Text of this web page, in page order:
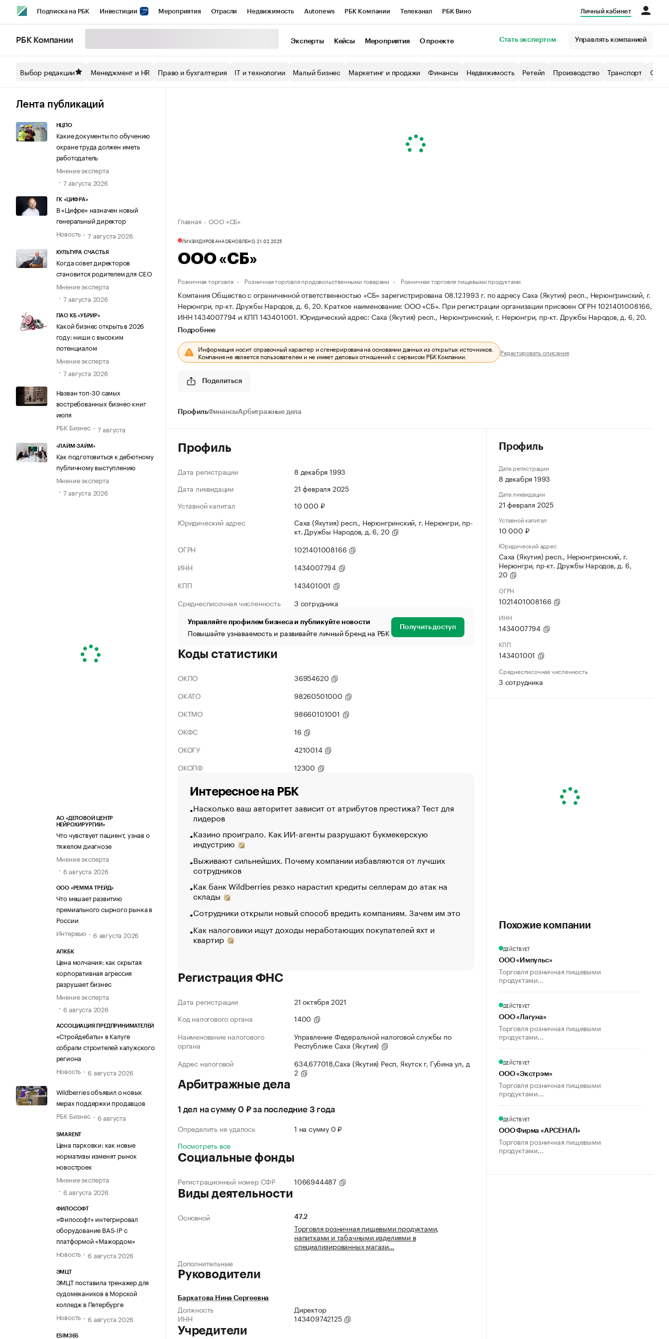
Подписка на РБК Инвестиции Мероприятия Отрасли Недвижимость Autonews РБК Компании Телеканал РБК Вино
Спецпроекты СПб Конференции СПб Спецпроекты Экономика Бизнес
Технологии и медиа
Личный кабинет
РБК Компании Эксперты Кейсы Мероприятия О проекте Стать экспертом Управлять компанией
Выбор редакции Менеджмент и HR Право и бухгалтерия IT и технологии Малый бизнес Маркетинг и продажи Финансы Недвижимость Ретейл Производство Транспорт
Лента публикаций
НЦПО
Какие документы по обучению
охране труда должен иметь
работодатель
Мнение эксперта
7 августа 2026
ГК «ЦИФРА»
В «Цифре» назначен новый
генеральный директор
Новость
7 августа 2026
КУЛЬТУРА СЧАСТЬЯ
Когда совет директоров
становится родителем для CEO
Мнение эксперта
7 августа 2026
ПАО КБ «УБРИР»
Какой бизнес открыть в 2026
году: ниши с высоким
потенциалом
Мнение эксперта
7 августа 2026
Назван топ-30 самых
востребованных бизнес-книг
июля
РБК Бизнес
7 августа
«ЛАЙМ-ЗАЙМ»
Как подготовиться к дебютному
публичному выступлению
Мнение эксперта
7 августа 2026
АО «ДЕЛОВОЙ ЦЕНТР
НЕЙРОХИРУРГИИ»
Что чувствует пациент, узнав о
тяжелом диагнозе
Мнение эксперта
6 августа 2026
ООО «РЕММА ТРЕЙД»
Что мешает развитию
премиального сырного рынка в
России
Интервью
6 августа 2026
АПКБК
Цена молчания: как скрытая
корпоративная агрессия
разрушает бизнес
Мнение эксперта
6 августа 2026
АССОЦИАЦИЯ ПРЕДПРИНИМАТЕЛЕЙ
«Стройдебаты» в Калуге
собрали строителей калужского
региона
Новость
6 августа 2026
Wildberries объявил о новых
мерах поддержки продавцов
РБК Бизнес
6 августа
SMARENT
Цена парковки: как новые
нормативы изменят рынок
новостроек
Мнение эксперта
6 августа 2026
ФИЛОСОФТ
«Философт» интегрировал
оборудование BAS-IP с
платформой «Мажордом»
Новость
6 августа 2026
ЭМЦТ
ЭМЦТ поставила тренажер для
судомехаников в Морской
колледж в Петербурге
Новость
6 августа 2026
ESIM365
Главная ООО «СБ»
ЛИКВИДИРОВАНАОБНОВЛЕНО, 21.02.2025
ООО «СБ»
Розничная торговля Розничная торговля продовольственными товарами Розничная торговля пищевыми продуктами
Компания Общество с ограниченной ответственностью «СБ» зарегистрирована 08.12.1993 г. по адресу Саха (Якутия) респ., Нерюнгринский, г.
Нерюнгри, пр-кт. Дружбы Народов, д. 6, 20. Краткое наименование: ООО «СБ». При регистрации организации присвоен ОГРН 1021401008166,
ИНН 1434007794 и КПП 143401001. Юридический адрес: Саха (Якутия) респ., Нерюнгринский, г. Нерюнгри, пр-кт. Дружбы Народов, д. 6, 20.
Подробнее
Информация носит справочный характер и сгенерирована на основании данных из открытых источников.
Компания не является пользователем и не имеет деловых отношений с сервисом РБК Компании. Редактировать описание
Поделиться
ПрофильФинансыАрбитражные дела
Профиль
Дата регистрации
8 декабря 1993
Дата ликвидации
21 февраля 2025
Уставной капитал
10 000 ₽
Юридический адрес
Саха (Якутия) респ., Нерюнгринский, г. Нерюнгри, пр-
кт. Дружбы Народов, д. 6, 20
ОГРН
1021401008166
ИНН
1434007794
КПП
143401001
Среднесписочная численность
3 сотрудника
Управляйте профилем бизнеса и публикуйте новости
Повышайте узнаваемость и развивайте личный бренд на РБК Получить доступ
Коды статистики
ОКПО
36954620
ОКАТО
98260501000
ОКТМО
98660101001
ОКФС
16
ОКОГУ
4210014
ОКОПФ
12300
Интересное на РБК
Насколько ваш авторитет зависит от атрибутов престижа? Тест для
лидеров
Казино проиграло. Как ИИ-агенты разрушают букмекерскую
индустрию
Выживают сильнейших. Почему компании избавляются от лучших
сотрудников
Как банк Wildberries резко нарастил кредиты селлерам до атак на
склады
Сотрудники открыли новый способ вредить компаниям. Зачем им это
Как налоговики ищут доходы неработающих покупателей яхт и
квартир
«От спорта тело стареет иначе». Как живет глава
пользователей
Регистрация ФНС
Дата регистрации
21 октября 2021
Код налогового органа
1400
Наименование налогового
органа
Управление Федеральной налоговой службы по
Республике Саха (Якутия)
Адрес налоговой
634,677018,Саха (Якутия) Респ, Якутск г, Губина ул, д
2
Арбитражные дела
1 дел на сумму 0 ₽ за последние 3 года
Определить не удалось
1 на сумму 0 ₽
Посмотреть все
Социальные фонды
Регистрационный номер СФР 1066944487
Виды деятельности
Основной 47.2
Торговля розничная пищевыми продуктами,
напитками и табачными изделиями в
специализированных магази…
Дополнительные
Руководители
Бархатова Нина Сергеевна
Должность
Директор
ИНН
143409742125
Учредители
Профиль
Дата регистрации
8 декабря 1993
Дата ликвидации
21 февраля 2025
Уставной капитал
10 000 ₽
Юридический адрес
Саха (Якутия) респ., Нерюнгринский, г.
Нерюнгри, пр-кт. Дружбы Народов, д. 6,
20
ОГРН
1021401008166
ИНН
1434007794
КПП
143401001
Среднесписочная численность
3 сотрудника
Похожие компании
ДЕЙСТВУЕТ
ООО «Импульс»
Торговля розничная пищевыми
продуктами...
ДЕЙСТВУЕТ
ООО «Лагуна»
Торговля розничная пищевыми
продуктами...
ДЕЙСТВУЕТ
ООО «Экстрэм»
Торговля розничная пищевыми
продуктами...
ДЕЙСТВУЕТ
ООО Фирма «АРСЕНАЛ»
Торговля розничная пищевыми
продуктами...